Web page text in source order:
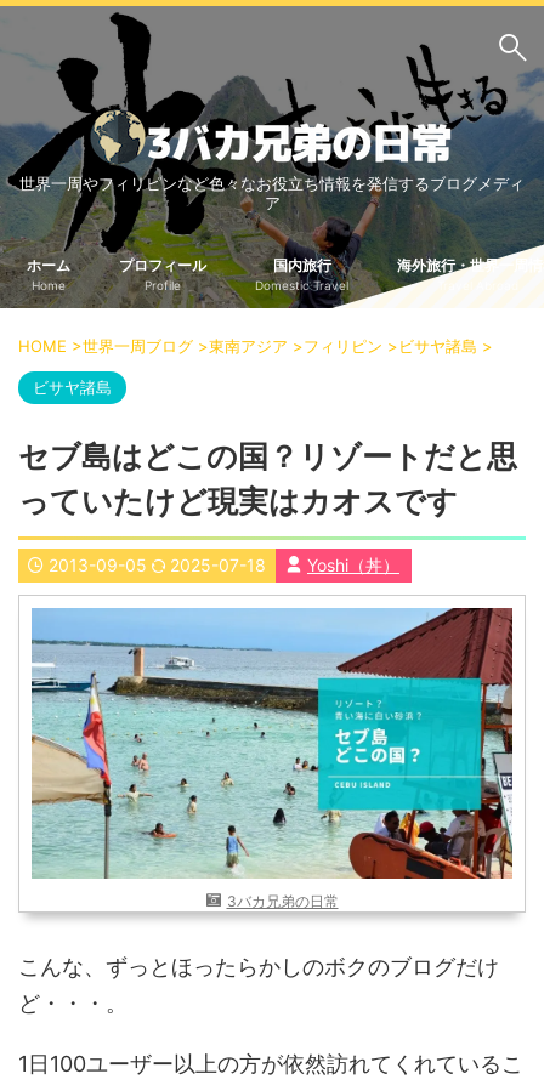
サイト内検索
3バカ兄弟のブログ
三男：増田っちのブロ
グ
次男：タクジのブログ
長男：Yoshiのブログ
ビジネス・ライフハック
車関係
国内旅行
中部
中国・四国
北海道・東北
関東
近畿
九州
世界一周ブログ
アフリカ
アジア
ヨーロッパ
中東
北・中南米
東南アジア
世界一周の準備
Web・ガジェット
スマホ・タブレット
PC・インターネット
ポケモンGO
世界一周やフィリピンなど色々なお役立ち情報を発信するブログメディ
ア
ホーム
Home
プロフィール
Profile
国内旅行
Domestic Travel
海外旅行・世界一周
HOME >世界一周ブログ >東南アジア >フィリピン >ビサヤ諸島 >
ビサヤ諸島
セブ島はどこの国？リゾートだと思
っていたけど現実はカオスです
2013-09-05 2025-07-18 Yoshi（丼）
3バカ兄弟の日常
こんな、ずっとほったらかしのボクのブログだけ
ど・・・。
1日100ユーザー以上の方が依然訪れてくれているこ